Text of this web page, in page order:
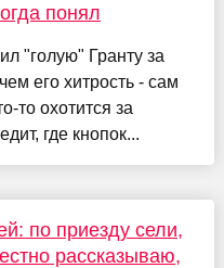
понял
"голую" Гранту за
его хитрость - сам
то охотится за
где кнопок...
по приезду сели,
рассказываю,